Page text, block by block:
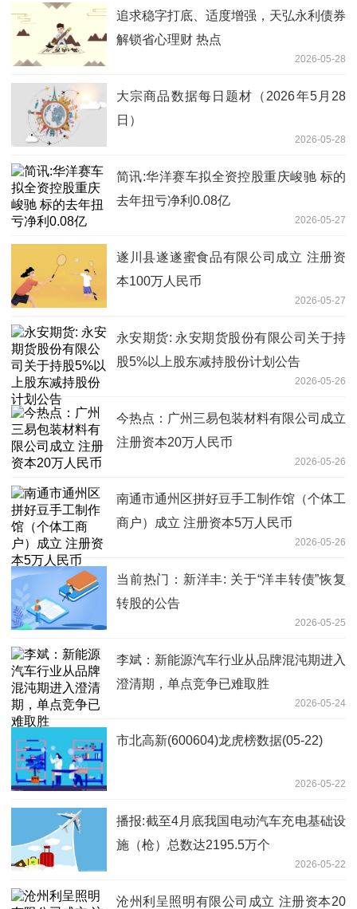
追求稳字打底、适度增强，天弘永利债券
解锁省心理财 热点
2026-05-28
大宗商品数据每日题材（2026年5月28
日）​
2026-05-28
简讯:华洋赛车拟全资控股重庆峻驰 标的
去年扭亏净利0.08亿
2026-05-27
遂川县遂遂蜜食品有限公司成立 注册资
本100万人民币
2026-05-27
永安期货: 永安期货股份有限公司关于持
股5%以上股东减持股份计划公告
2026-05-26
今热点：广州三易包装材料有限公司成立
注册资本20万人民币
2026-05-26
南通市通州区拼好豆手工制作馆（个体工
商户）成立 注册资本5万人民币
2026-05-26
当前热门：新洋丰: 关于“洋丰转债”恢复
转股的公告
2026-05-25
李斌：新能源汽车行业从品牌混沌期进入
澄清期，单点竞争已难取胜
2026-05-24
市北高新(600604)龙虎榜数据(05-22)
2026-05-22
播报:截至4月底我国电动汽车充电基础设
施（枪）总数达2195.5万个
2026-05-22
沧州利呈照明有限公司成立 注册资本20